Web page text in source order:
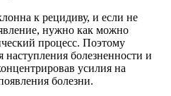
к рецидиву, и если не
нужно как можно
процесс. Поэтому
наступления болезненности и
усилия на
болезни.